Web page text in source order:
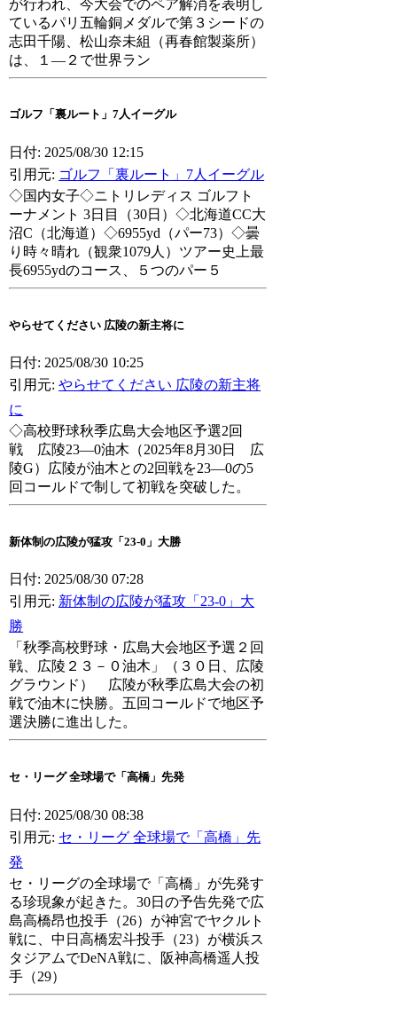
が行われ、今大会でのペア解消を表明し
ているパリ五輪銅メダルで第３シードの
志田千陽、松山奈未組（再春館製薬所）
は、１―２で世界ラン
ゴルフ「裏ルート」7人イーグル
日付: 2025/08/30 12:15
引用元: ゴルフ「裏ルート」7人イーグル
◇国内女子◇ニトリレディス ゴルフト
ーナメント 3日目（30日）◇北海道CC大
沼C（北海道）◇6955yd（パー73）◇曇
り時々晴れ（観衆1079人）ツアー史上最
長6955ydのコース、５つのパー５
やらせてください 広陵の新主将に
日付: 2025/08/30 10:25
引用元:やらせてください 広陵の新主将
に
◇高校野球秋季広島大会地区予選2回
戦 広陵23―0油木（2025年8月30日 広
陵G）広陵が油木との2回戦を23―0の5
回コールドで制して初戦を突破した。
新体制の広陵が猛攻「23-0」大勝
日付: 2025/08/30 07:28
引用元: 新体制の広陵が猛攻「23-0」大
勝
「秋季高校野球・広島大会地区予選２回
戦、広陵２３－０油木」（３０日、広陵
グラウンド） 広陵が秋季広島大会の初
戦で油木に快勝。五回コールドで地区予
選決勝に進出した。
セ・リーグ 全球場で「高橋」先発
日付: 2025/08/30 08:38
引用元: セ・リーグ 全球場で「高橋」先
発
セ・リーグの全球場で「高橋」が先発す
る珍現象が起きた。30日の予告先発で広
島高橋昂也投手（26）が神宮でヤクルト
戦に、中日高橋宏斗投手（23）が横浜ス
タジアムでDeNA戦に、阪神高橋遥人投
手（29）